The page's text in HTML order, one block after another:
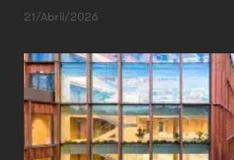
21/abril/2026